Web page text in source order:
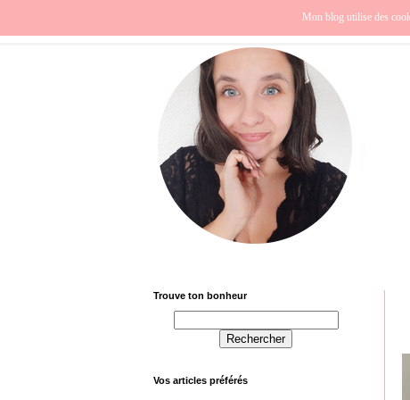
Europe
Trouve ton bonheur
Vos articles préférés
Mon blog utilise des